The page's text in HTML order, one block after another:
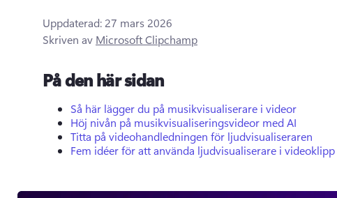
Uppdaterad: 27 mars 2026
Skriven av Microsoft Clipchamp
På den här sidan
Så här lägger du på musikvisualiserare i videor
Höj nivån på musikvisualiseringsvideor med AI
Titta på videohandledningen för ljudvisualiseraren
Fem idéer för att använda ljudvisualiserare i videoklipp